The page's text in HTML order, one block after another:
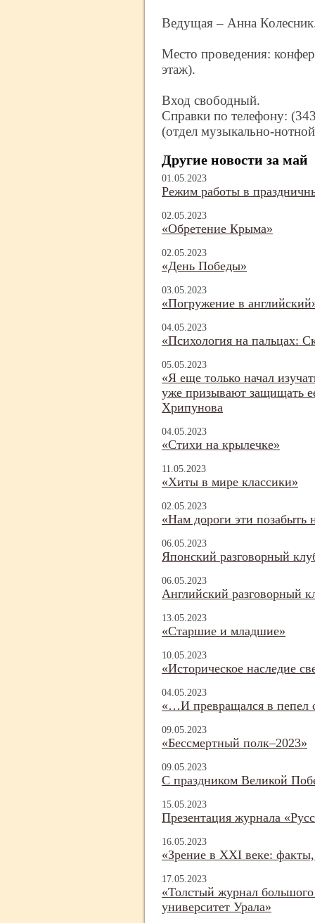
Ведущая – Анна
Место проведения:
этаж).
Вход свободный.
Справки по телефону:
(отдел музыкально-
Другие новости за май
01.05.2023
Режим работы в
02.05.2023
«Обретение Крыма»
02.05.2023
«День Победы»
03.05.2023
«Погружение в
04.05.2023
«Психология на пальцах:
05.05.2023
«Я еще только начал
уже призывают защищать
Хрипунова
04.05.2023
«Стихи на крылечке»
11.05.2023
«Хиты в мире классики»
02.05.2023
«Нам дороги эти позабыть
06.05.2023
Японский разговорный
06.05.2023
Английский разговорный
13.05.2023
«Старшие и младшие»
10.05.2023
«Историческое наследие
04.05.2023
«…И превращался в пепел
09.05.2023
«Бессмертный полк–2023»
09.05.2023
С праздником Великой
15.05.2023
Презентация журнала
16.05.2023
«Зрение в XXI веке:
17.05.2023
«Толстый журнал
университет Урала»